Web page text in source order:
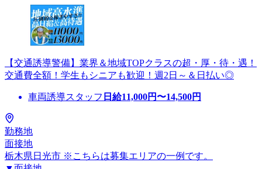
【交通誘導警備】業界＆地域TOPクラスの超・厚・待・遇！
交通費全額！学生もシニアも歓迎！週2日～＆日払い◎
車両誘導スタッフ 日給11,000円〜14,500円
勤務地
面接地
栃木県日光市 ※こちらは募集エリアの一例です。